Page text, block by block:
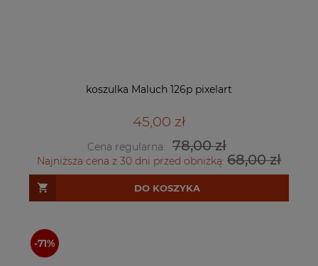
koszulka Maluch 126p pixelart
45,00 zł
Cena regularna: 78,00 zł
Najniższa cena z 30 dni przed obniżką: 68,00 zł
DO KOSZYKA